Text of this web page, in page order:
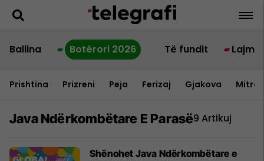
Ballina Botërori 2026 Të fundit Lajme
Prishtina Prizreni Peja Ferizaj Gjakova
Java Ndërkombëtare E Parasë9 Artikuj
Shënohet Java Ndërkombëtare e